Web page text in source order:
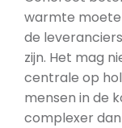
warmte
de
zijn. Het mag
centrale op
mensen in de
complexer